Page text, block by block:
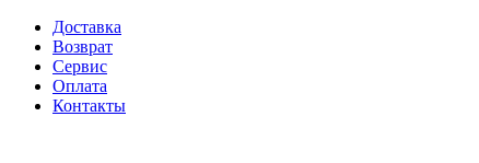
Доставка
Возврат
Сервис
Оплата
Контакты